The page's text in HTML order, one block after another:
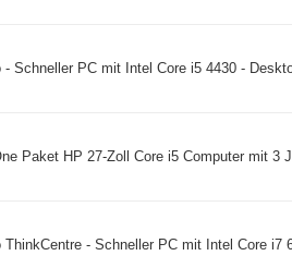
- Schneller PC mit Intel Core i5 4430 -
Paket HP 27-Zoll Core i5 Computer mit 3
ThinkCentre - Schneller PC mit Intel Core i7